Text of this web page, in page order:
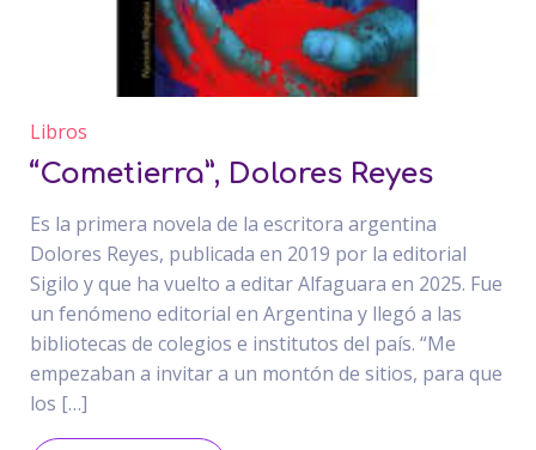
Libros
“Cometierra”, Dolores Reyes
Es la primera novela de la escritora argentina
Dolores Reyes, publicada en 2019 por la editorial
Sigilo y que ha vuelto a editar Alfaguara en 2025. Fue
un fenómeno editorial en Argentina y llegó a las
bibliotecas de colegios e institutos del país. “Me
empezaban a invitar a un montón de sitios, para que
los […]